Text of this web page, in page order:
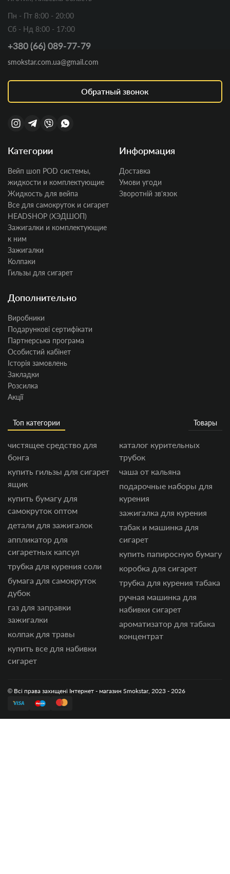
Пн - Пт 8:00 - 20:00
Сб - Нд 8:00 - 17:00
+380 (66) 089-77-79
smokstar.com.ua@gmail.com
Обратный звонок
Категории
Вейп шоп POD системы,
жидкости и комплектующие
Жидкость для вейпа
Все для самокруток и сигарет
HEADSHOP (ХЭДШОП)
Зажигалки и комплектующие
к ним
Зажигалки
Колпаки
Гильзы для сигарет
Информация
Доставка
Умови угоди
Зворотній звʼязок
Дополнительно
Виробники
Подарункові сертифікати
Партнерська програма
Особистий кабінет
Історія замовлень
Закладки
Розсилка
Акції
Топ категории Товары
чистящее средство для
бонга
купить гильзы для сигарет
ящик
купить бумагу для
самокруток оптом
детали для зажигалок
аппликатор для
сигаретных капсул
трубка для курения соли
бумага для самокруток
дубок
газ для заправки
зажигалки
колпак для травы
купить все для набивки
сигарет
каталог курительных
трубок
чаша от кальяна
подарочные наборы для
курения
зажигалка для курения
табак и машинка для
сигарет
купить папиросную бумагу
коробка для сигарет
трубка для курения табака
ручная машинка для
набивки сигарет
ароматизатор для табака
концентрат
© Всі права захищені Інтернет - магазин Smokstar, 2023 - 2026